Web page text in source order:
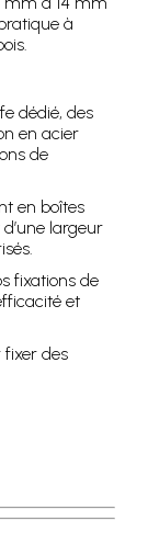
à
dédié, des
en acier
de
en boîtes
largeur
fixations de
et
fixer des